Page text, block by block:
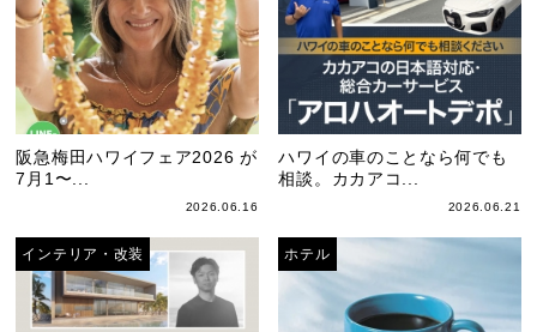
阪急梅田ハワイフェア2026 が
7月1〜...
2026.06.16
ハワイの車のことなら何でも
相談。カカアコ...
2026.06.21
インテリア・改装 ホテル